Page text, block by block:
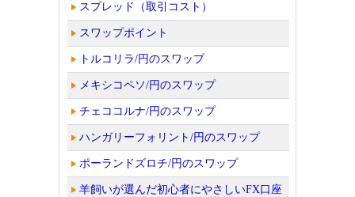
スプレッド（取引コスト）
スワップポイント
トルコリラ/円のスワップ
メキシコペソ/円のスワップ
チェココルナ/円のスワップ
ハンガリーフォリント/円のスワップ
ポーランドズロチ/円のスワップ
羊飼いが選んだ初心者にやさしいFX口座